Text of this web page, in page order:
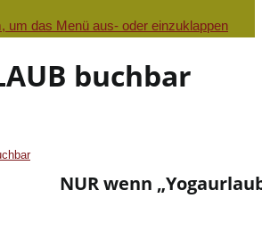
um das Menü aus- oder einzuklappen
buchbar
NUR wenn